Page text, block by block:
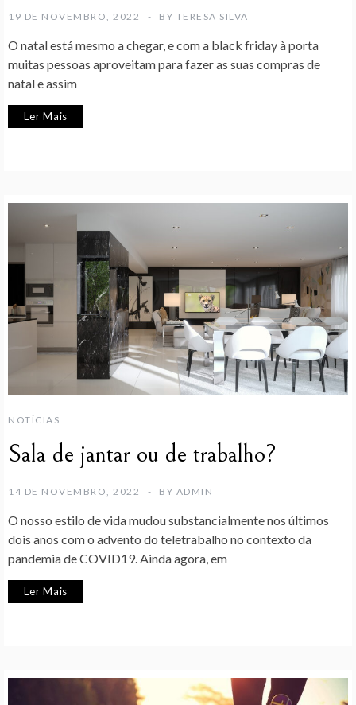
19 DE NOVEMBRO, 2022 BY TERESA SILVA
O natal está mesmo a chegar, e com a black friday à porta
muitas pessoas aproveitam para fazer as suas compras de
natal e assim
Ler Mais
NOTÍCIAS
Sala de jantar ou de trabalho?
14 DE NOVEMBRO, 2022 BY ADMIN
O nosso estilo de vida mudou substancialmente nos últimos
dois anos com o advento do teletrabalho no contexto da
pandemia de COVID19. Ainda agora, em
Ler Mais